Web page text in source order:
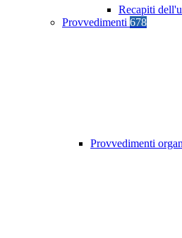
Recapiti
Provvedimenti 678
Provvedimenti